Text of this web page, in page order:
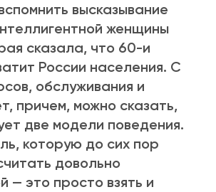
высказывание
женщины
сказала, что 60-и
России населения. С
обслуживания и
причем, можно сказать,
две модели поведения.
которую до сих пор
довольно
— это просто взять и